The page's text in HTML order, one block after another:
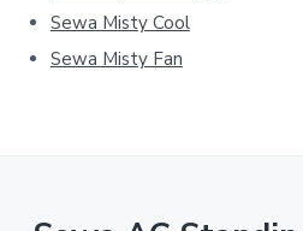
Sewa Misty Cool
Sewa Misty Fan